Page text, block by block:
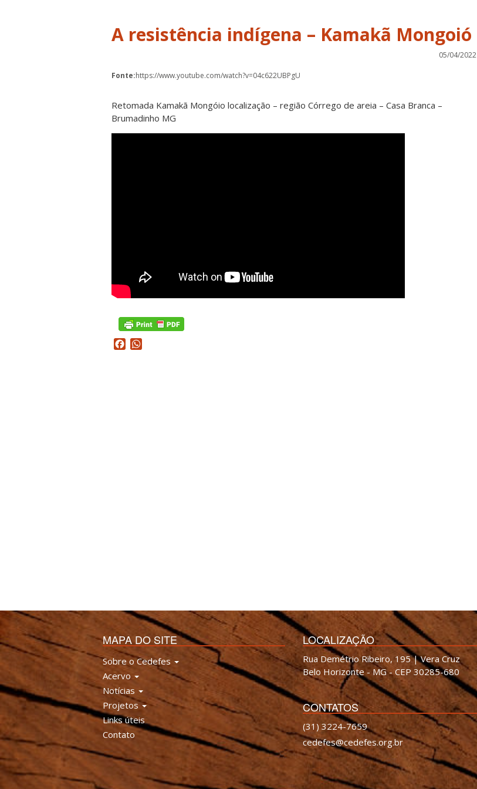
A resistência indígena – Kamakã Mongoió
05/04/2022
Fonte:https://www.youtube.com/watch?v=04c622UBPgU
Retomada Kamakã Mongóio localização – região Córrego de areia – Casa Branca –
Brumadinho MG
Facebook
MAPA DO SITE
Sobre o Cedefes
Acervo
Notícias
Projetos
Links úteis
Contato
LOCALIZAÇÃO
Rua Demétrio Ribeiro, 195 | Vera Cruz
Belo Horizonte - MG - CEP 30285-680
CONTATOS
(31) 3224-7659
cedefes@cedefes.org.br